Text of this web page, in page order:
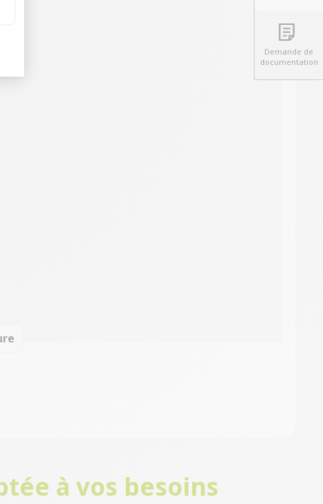
à vos besoins
Demande de
documentation